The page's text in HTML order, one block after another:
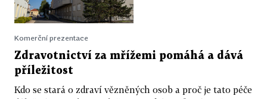
Komerční prezentace
Zdravotnictví za mřížemi pomáhá a dává
příležitost
Kdo se stará o zdraví vězněných osob a proč je tato péče